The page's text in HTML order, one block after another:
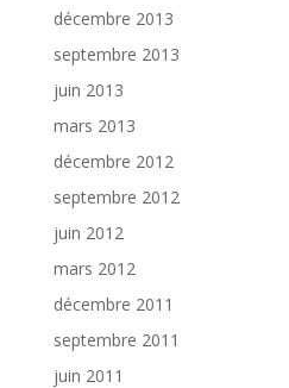
décembre 2013
septembre 2013
juin 2013
mars 2013
décembre 2012
septembre 2012
juin 2012
mars 2012
décembre 2011
septembre 2011
juin 2011